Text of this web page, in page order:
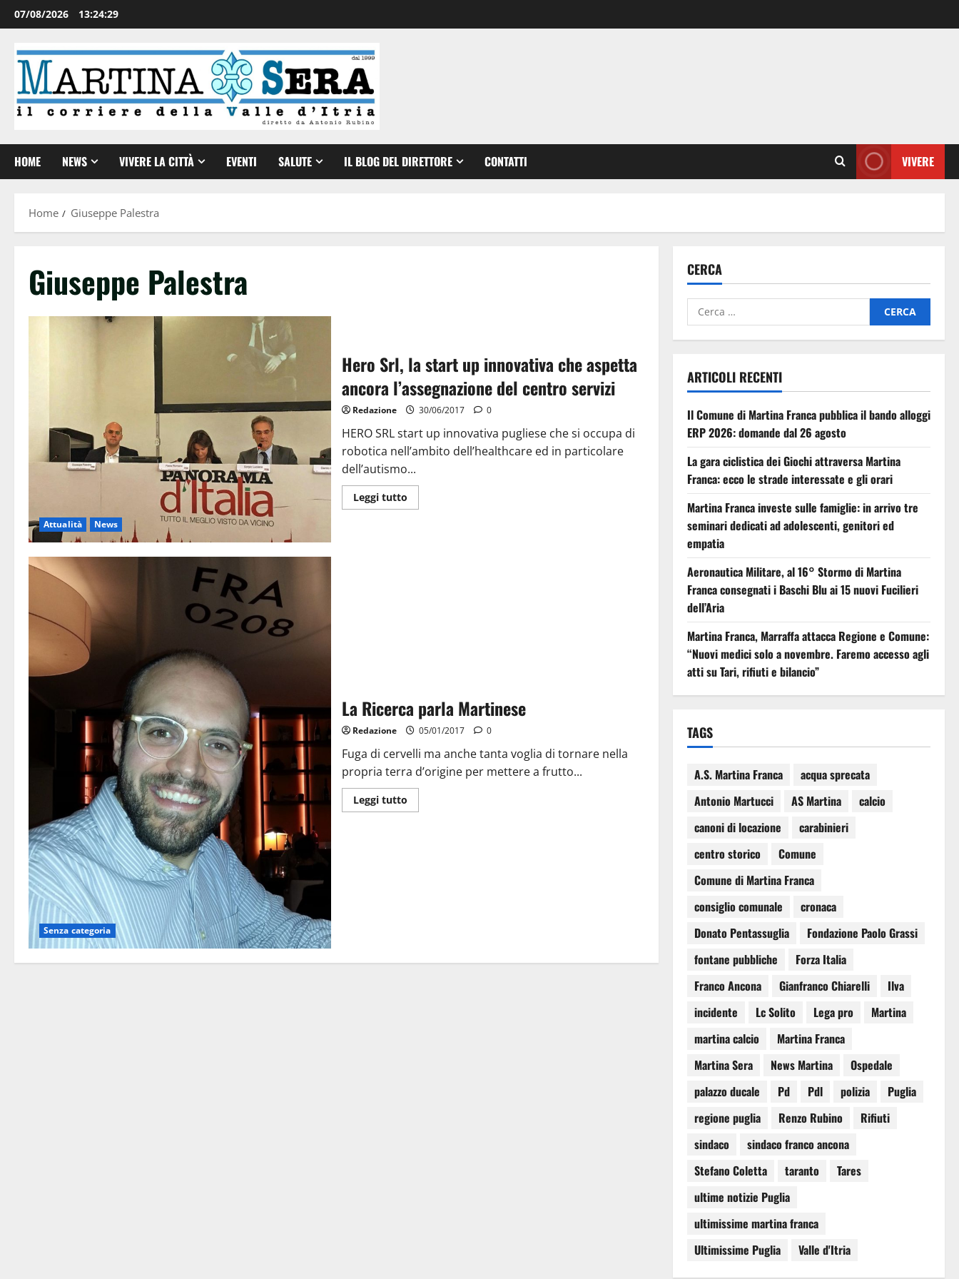
07/08/2026 13:24:29
HOME NEWS VIVERE LA CITTÀ EVENTI SALUTE IL BLOG DEL DIRETTORE CONTATTI VIVERE
Home Giuseppe Palestra
Giuseppe Palestra
Attualità News
Hero Srl, la start up innovativa che aspetta
ancora l’assegnazione del centro servizi
Redazione 30/06/2017 0
HERO SRL start up innovativa pugliese che si occupa di
robotica nell’ambito dell’healthcare ed in particolare
dell’autismo...
Leggi tutto
Senza categoria
La Ricerca parla Martinese
Redazione 05/01/2017 0
Fuga di cervelli ma anche tanta voglia di tornare nella
propria terra d’origine per mettere a frutto...
Leggi tutto
CERCA
ARTICOLI RECENTI
Il Comune di Martina Franca pubblica il bando alloggi
ERP 2026: domande dal 26 agosto
La gara ciclistica dei Giochi attraversa Martina
Franca: ecco le strade interessate e gli orari
Martina Franca investe sulle famiglie: in arrivo tre
seminari dedicati ad adolescenti, genitori ed
empatia
Aeronautica Militare, al 16° Stormo di Martina
Franca consegnati i Baschi Blu ai 15 nuovi Fucilieri
dell’Aria
Martina Franca, Marraffa attacca Regione e Comune:
“Nuovi medici solo a novembre. Faremo accesso agli
atti su Tari, rifiuti e bilancio”
TAGS
A.S. Martina Franca
acqua sprecata
Antonio Martucci
AS Martina
calcio
canoni di locazione
carabinieri
centro storico
Comune
Comune di Martina Franca
consiglio comunale
cronaca
Donato Pentassuglia
Fondazione Paolo Grassi
fontane pubbliche
Forza Italia
Franco Ancona
Gianfranco Chiarelli
Ilva
incidente
Lc Solito Lega pro
Martina
martina calcio
Martina Franca
Martina Sera
News Martina
Ospedale
palazzo ducale
Pd Pdl polizia
Puglia
regione puglia
Renzo Rubino
Rifiuti
sindaco
sindaco franco ancona
Stefano Coletta
taranto
Tares
ultime notizie Puglia
ultimissime martina franca
Ultimissime Puglia
Valle d'Itria